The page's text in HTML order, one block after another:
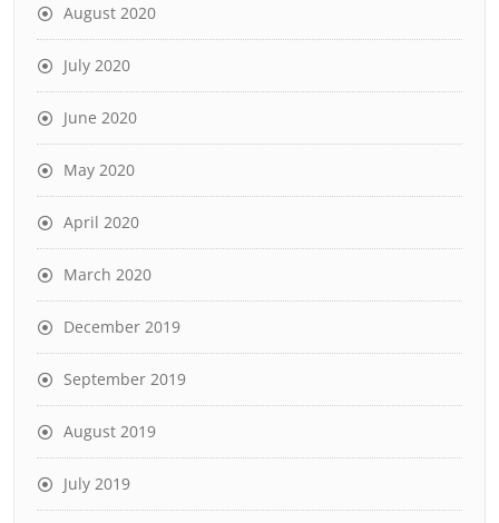
August 2020
July 2020
June 2020
May 2020
April 2020
March 2020
December 2019
September 2019
August 2019
July 2019